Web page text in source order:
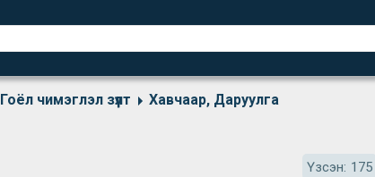
Гоёл чимэглэл зүүлт Хавчаар, Даруулга
Үзсэн: 175